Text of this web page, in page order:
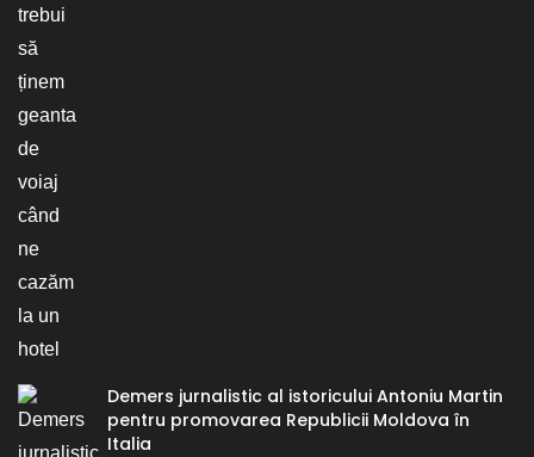
Demers jurnalistic al istoricului Antoniu Martin
pentru promovarea Republicii Moldova în
Italia